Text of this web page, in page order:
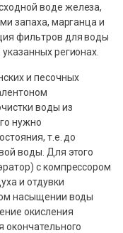
воде железа,
запаха, марганца и
фильтров для воды
регионах.
и песочных
воды из
нужно
т.е. до
воды. Для этого
с компрессором
и отдувки
насыщении воды
окисления
окончательного